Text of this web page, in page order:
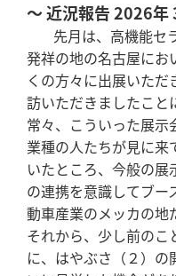
～ 近況報告 2026年
先月は、高機能セ
発祥の地の名古屋にお
くの方々に出展いた
訪いただきましたこと
常々、こういった展
業種の人たちが見に来
いたところ、今般の展
の連携を意識してブー
動車産業のメッカの地
それから、少し前のこ
に、はやぶさ（２）の